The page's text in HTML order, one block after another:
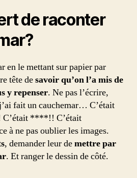
de raconter
en le mettant sur papier par
tête desavoir qu’on l’a mis de
y repenser. Ne pas l’écrire,
fait un cauchemar… C’était
****!! C’était
à ne pas oublier les images.
, demander leur demettre par
. Et ranger le dessin de côté.